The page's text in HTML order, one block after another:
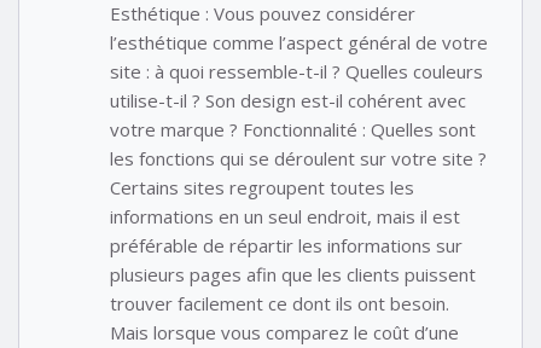
Esthétique : Vous pouvez considérer
l’esthétique comme l’aspect général de votre
site : à quoi ressemble-t-il ? Quelles couleurs
utilise-t-il ? Son design est-il cohérent avec
votre marque ? Fonctionnalité : Quelles sont
les fonctions qui se déroulent sur votre site ?
Certains sites regroupent toutes les
informations en un seul endroit, mais il est
préférable de répartir les informations sur
plusieurs pages afin que les clients puissent
trouver facilement ce dont ils ont besoin.
Mais lorsque vous comparez le coût d’une